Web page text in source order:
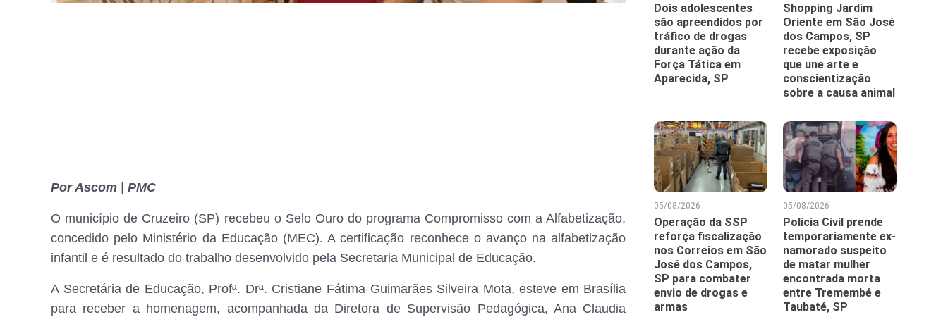
Por Ascom | PMC
O município de Cruzeiro (SP) recebeu o Selo Ouro do programa Compromisso com a Alfabetização,
concedido pelo Ministério da Educação (MEC). A certificação reconhece o avanço na alfabetização
infantil e é resultado do trabalho desenvolvido pela Secretaria Municipal de Educação.
A Secretária de Educação, Profª. Drª. Cristiane Fátima Guimarães Silveira Mota, esteve em Brasília
para receber a homenagem, acompanhada da Diretora de Supervisão Pedagógica, Ana Claudia
Dois adolescentes
são apreendidos por
tráfico de drogas
durante ação da
Força Tática em
Aparecida, SP
Shopping Jardim
Oriente em São José
dos Campos, SP
recebe exposição
que une arte e
conscientização
sobre a causa animal
05/08/2026
Operação da SSP
reforça fiscalização
nos Correios em São
José dos Campos,
SP para combater
envio de drogas e
armas
05/08/2026
Polícia Civil prende
temporariamente ex-
namorado suspeito
de matar mulher
encontrada morta
entre Tremembé e
Taubaté, SP